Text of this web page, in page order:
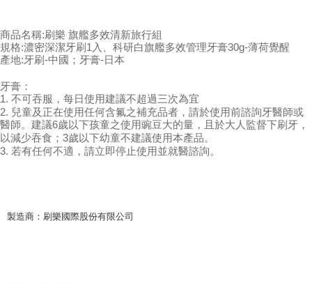
規格:濃密深潔牙刷1入、科研白旗艦多效管理牙膏30g-薄荷覺醒
產地:牙刷-中國；牙膏-日本
牙膏：
1. 不可吞服，每日使用建議不超過三次為宜
2. 兒童及正在使用任何含氟之補充品者，請於使用前諮詢牙醫師或
醫師。建議6歲以下孩童之使用豌豆大的量，且於大人監督下刷牙，
以減少吞食；3歲以下幼童不建議使用本產品。
3. 若有任何不適，請立即停止使用並就醫諮詢。
製造商：刷樂國際股份有限公司